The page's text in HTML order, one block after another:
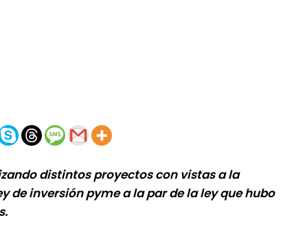
distintos proyectos con vistas a la
de inversión pyme a la par de la ley que hubo